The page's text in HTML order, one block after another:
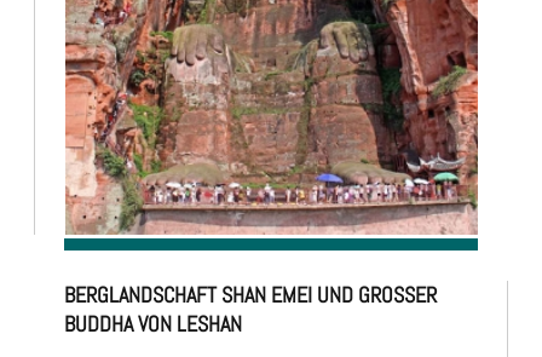
BERGLANDSCHAFT SHAN EMEI UND GROSSER B
UDDHA VON LESHAN